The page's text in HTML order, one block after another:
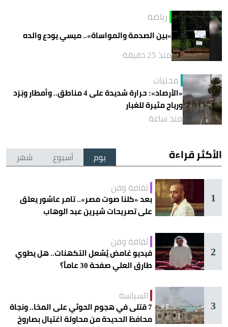
رياضة
«بين الصدمة والمواساة».. ميسي يودع والده
منذ 25 دقيقة
محليات
«الأرصاد»: حرارة شديدة على 4 مناطق.. وأمطار وبَرَد
ورياح مثيرة للغبار
منذ ساعة
الأكثر قراءة يوم أسبوع شهر
1
ثقافة وفن
بعد «كلنا صوت مصر».. تامر عاشور يعلق
على تصريحات شيرين عبد الوهاب
2
ثقافة وفن
فيديو غامض يُشعل التكهنات.. هل يطوي
طارق العلي صفحة 30 عاماً؟
3
السياسة
7 قتلى في هجوم الحوثي على المخا.. ونجاة
محافظ الحديدة من محاولة اغتيال بصاروخ